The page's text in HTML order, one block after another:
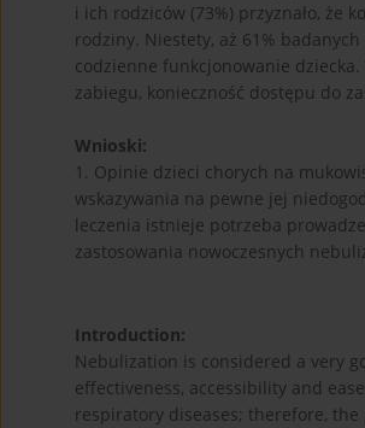
i ich rodziców (73%) przyznało, że
rodziny. Niestety, aż 61%
codzienne funkcjonowanie
zabiegu, konieczność dostępu do
Wnioski:
1. Opinie dzieci chorych na
wskazywania na pewne jej
leczenia istnieje potrzeba
zastosowania nowoczesnych
Introduction:
Nebulization is considered a very
effectiveness, accessibility and
respiratory diseases; therefore,